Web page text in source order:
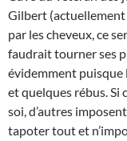
Gilbert (actuellement
par les cheveux, ce
faudrait tourner ses
évidemment puisque
et quelques rébus. Si
soi, d’autres
tapoter tout et